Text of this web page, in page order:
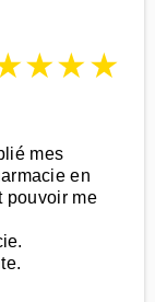
★★★
mes
en
pouvoir me